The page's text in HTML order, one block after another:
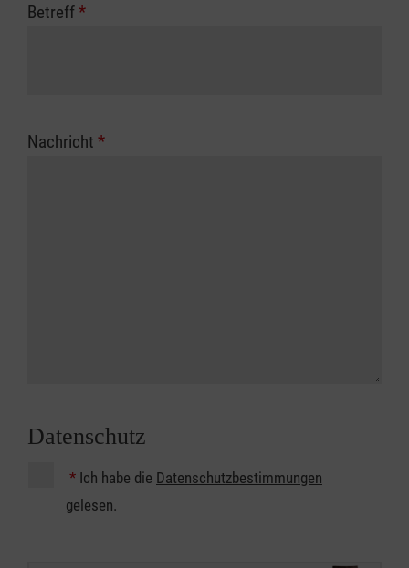
Betreff*
Nachricht *
Datenschutz
* Ich habe die Datenschutzbestimmungen
gelesen.